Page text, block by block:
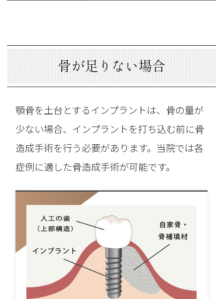
骨が足りない場合
顎骨を土台とするインプラントは、骨の量が
少ない場合、インプラントを打ち込む前に骨
造成手術を行う必要があります。当院では各
症例に適した骨造成手術が可能です。